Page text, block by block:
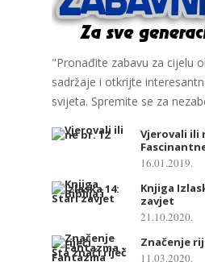
"Pronađite zabavu za cijelu
sadržaje i otkrijte
svijeta. Spremite se za
Vjerovali ili
16.01.2019.
Knjiga
zavjet
21.10.2020.
Značenje
11.03.2020.